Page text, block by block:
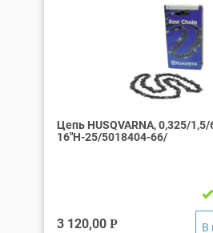
Цепь HUSQVARNA, 0,325/1,5/
16″Н-25/5018404-66/
3 120,00 Р